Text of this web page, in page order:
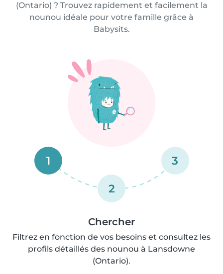
(Ontario) ? Trouvez rapidement et facilement la
nounou idéale pour votre famille grâce à
Babysits.
1
2
3
Chercher
Filtrez en fonction de vos besoins et consultez les
profils détaillés des nounou à Lansdowne
(Ontario).